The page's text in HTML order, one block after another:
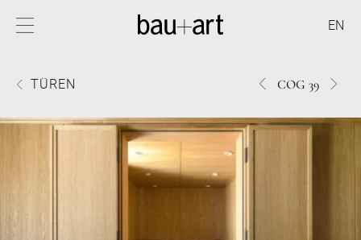
EN
TÜREN
1200COG
COG 39